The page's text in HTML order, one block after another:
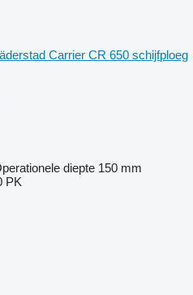
Carrier CR 650 schijfploeg
diepte 150 mm
PK